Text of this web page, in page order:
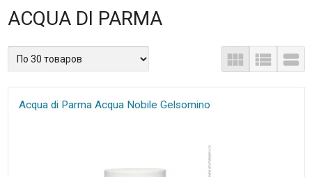
ACQUA DI PARMA
Acqua di Parma Acqua Nobile Gelsomino​​​​​​​